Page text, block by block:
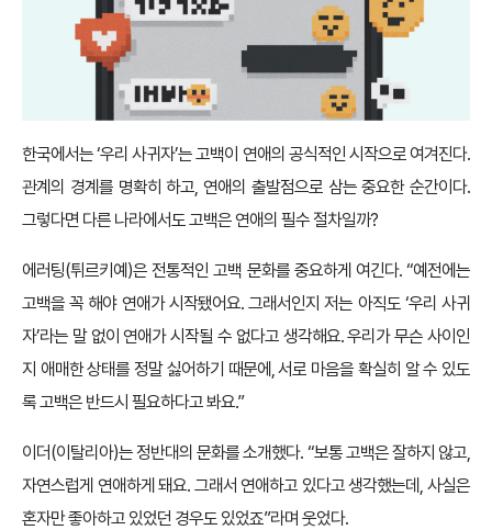
한국에서는 ‘우리 사귀자’는 고백이 연애의 공식적인 시작으로 여겨진다.
관계의 경계를 명확히 하고, 연애의 출발점으로 삼는 중요한 순간이다.
그렇다면 다른 나라에서도 고백은 연애의 필수 절차일까?
에러팅(튀르키예)은 전통적인 고백 문화를 중요하게 여긴다. “예전에는
고백을 꼭 해야 연애가 시작됐어요. 그래서인지 저는 아직도 ‘우리 사귀
자’라는 말 없이 연애가 시작될 수 없다고 생각해요. 우리가 무슨 사이인
지 애매한 상태를 정말 싫어하기 때문에, 서로 마음을 확실히 알 수 있도
록 고백은 반드시 필요하다고 봐요.”
이더(이탈리아)는 정반대의 문화를 소개했다. “보통 고백은 잘하지 않고,
자연스럽게 연애하게 돼요. 그래서 연애하고 있다고 생각했는데, 사실은
혼자만 좋아하고 있었던 경우도 있었죠”라며 웃었다.